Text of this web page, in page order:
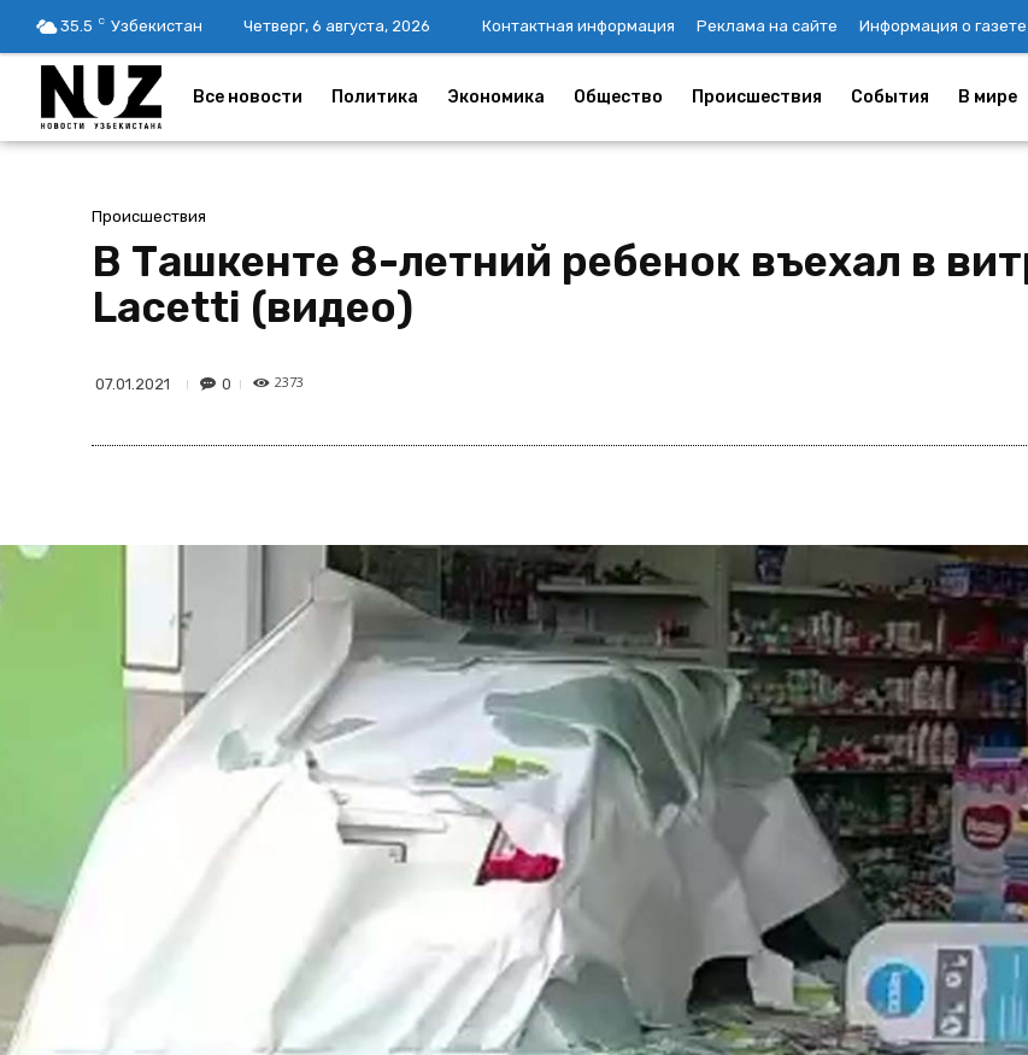
35.5 C Узбекистан Четверг, 6 августа, 2026 Контактная информация Реклама на сайте Информация о газете
Все новости Политика Экономика Общество Происшествия События В мире
Происшествия
В Ташкенте 8-летний ребенок въехал в
Lacetti (видео)
07.01.2021 0 2373